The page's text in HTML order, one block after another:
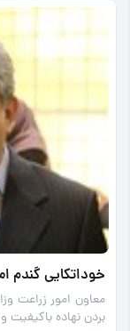
خوداتکایی
معاون امور زراعت
بردن نهاده